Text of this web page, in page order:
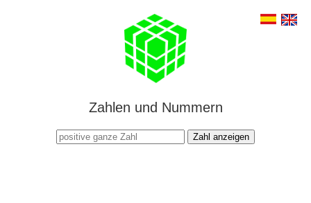
Zahlen und Nummern
Zahl anzeigen